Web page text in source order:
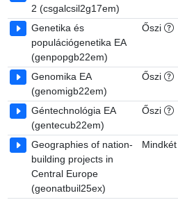
2 (csgalcsil2g17em)
Genetika és
populációgenetika EA
(genpopgb22em)
Őszi
Genomika EA
(genomigb22em)
Őszi
Géntechnológia EA
(gentecub22em)
Őszi
Geographies of nation-
building projects in
Central Europe
(geonatbuil25ex)
Mindkét